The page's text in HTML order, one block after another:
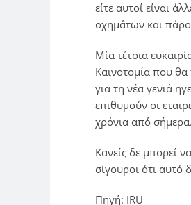
είτε αυτοί είναι
οχημάτων και
Μία τέτοια
Καινοτομία που θα
για τη νέα γενιά
επιθυμούν οι
χρόνια από
Κανείς δε μπορεί
σίγουροι ότι
Πηγή: IRU